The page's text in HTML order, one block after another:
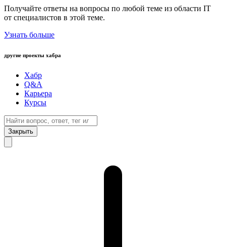
Получайте ответы на вопросы по любой теме из области IT
от специалистов в этой теме.
Узнать больше
другие проекты хабра
Хабр
Q&A
Карьера
Курсы
Закрыть